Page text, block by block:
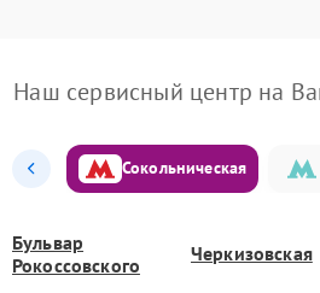
Наш сервисный центр на
Сокольническая
Бульвар
Рокоссовского
Черкизовская